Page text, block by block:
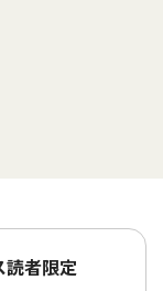
読者限定